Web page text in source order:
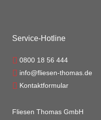
Service-Hotline
0800 18 56 444
info@fliesen-thomas.de
Kontaktformular
Fliesen Thomas GmbH